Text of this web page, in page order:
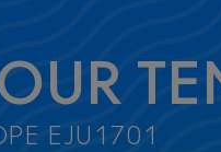
EJU1701